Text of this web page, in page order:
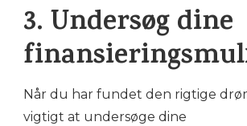
3. Undersøg dine
Når du har fundet den rigtige
vigtigt at undersøge dine